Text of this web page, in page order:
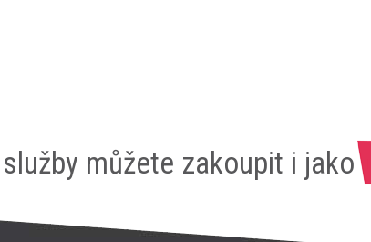
můžete zakoupit i jako